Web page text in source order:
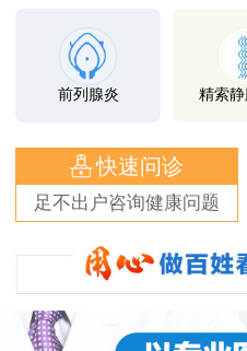
前列腺炎 精索
快速问诊
足不出户咨询健康问题